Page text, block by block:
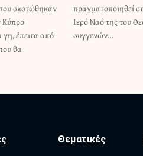
σκοτώθηκαν
Κύπρο
έπειτα από
θα
ημέρας, στον
συγγενών…
Θεματικές